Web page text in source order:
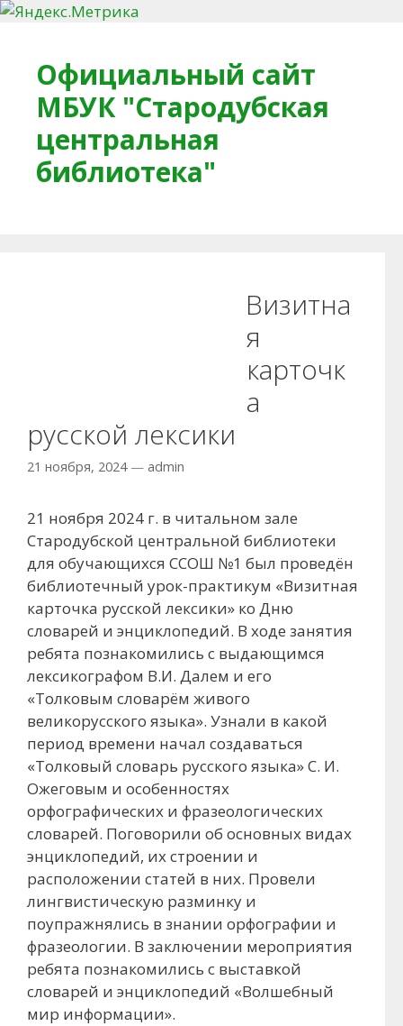
Официальный сайт
МБУК "Стародубская
центральная
библиотека"
Визитна
я
карточк
а
русской лексики
21 ноября, 2024 — admin
21 ноября 2024 г. в читальном зале
Стародубской центральной библиотеки
для обучающихся ССОШ №1 был проведён
библиотечный урок-практикум «Визитная
карточка русской лексики» ко Дню
словарей и энциклопедий. В ходе занятия
ребята познакомились с выдающимся
лексикографом В.И. Далем и его
«Толковым словарём живого
великорусского языка». Узнали в какой
период времени начал создаваться
«Толковый словарь русского языка» С. И.
Ожеговым и особенностях
орфографических и фразеологических
словарей. Поговорили об основных видах
энциклопедий, их строении и
расположении статей в них. Провели
лингвистическую разминку и
поупражнялись в знании орфографии и
фразеологии. В заключении мероприятия
ребята познакомились с выставкой
словарей и энциклопедий «Волшебный
мир информации».